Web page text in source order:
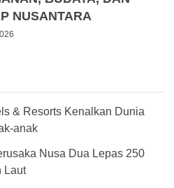
NUSANTARA
& Resorts Kenalkan Dunia
anak
Nusa Dua Lepas 250
Laut